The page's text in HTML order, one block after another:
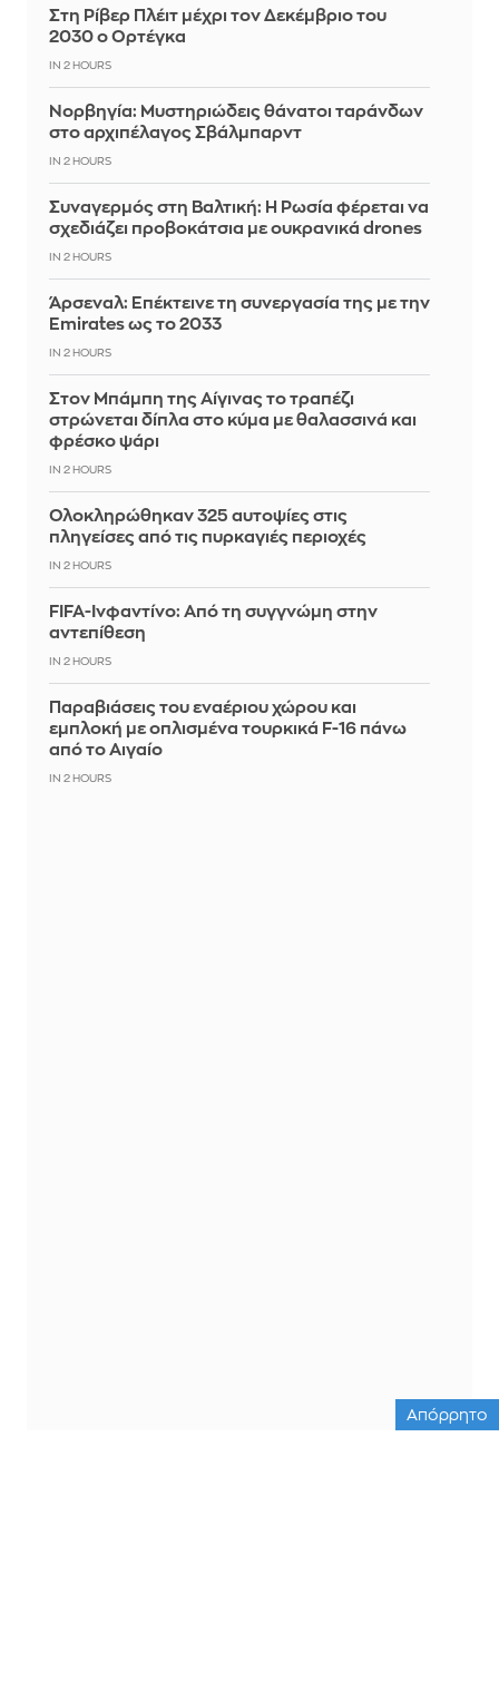
Στη Ρίβερ Πλέιτ μέχρι τον Δεκέμβριο του
2030 ο Ορτέγκα
IN 2 HOURS
Νορβηγία: Μυστηριώδεις θάνατοι ταράνδων
στο αρχιπέλαγος Σβάλμπαρντ
IN 2 HOURS
Συναγερμός στη Βαλτική: Η Ρωσία φέρεται να
σχεδιάζει προβοκάτσια με ουκρανικά drones
IN 2 HOURS
Άρσεναλ: Επέκτεινε τη συνεργασία της με την
Emirates ως το 2033
IN 2 HOURS
Στον Μπάμπη της Αίγινας το τραπέζι
στρώνεται δίπλα στο κύμα με θαλασσινά και
φρέσκο ψάρι
IN 2 HOURS
Ολοκληρώθηκαν 325 αυτοψίες στις
πληγείσες από τις πυρκαγιές περιοχές
IN 2 HOURS
FIFA-Ινφαντίνο: Από τη συγγνώμη στην
αντεπίθεση
IN 2 HOURS
Παραβιάσεις του εναέριου χώρου και
εμπλοκή με οπλισμένα τουρκικά F-16 πάνω
από το Αιγαίο
IN 2 HOURS
Απόρρητο